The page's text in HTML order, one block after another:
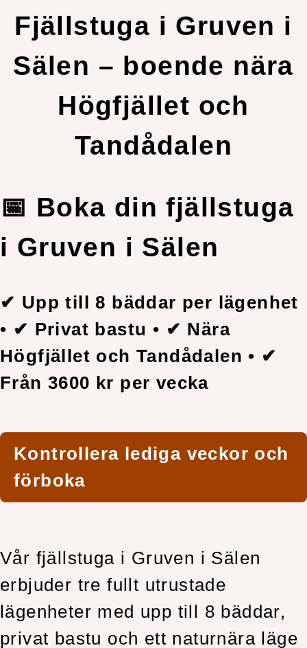
Fjällstuga i Gruven i
Sälen – boende nära
Högfjället och
Tandådalen
📅 Boka din fjällstuga
i Gruven i Sälen
✔ Upp till 8 bäddar per lägenhet
• ✔ Privat bastu • ✔ Nära
Högfjället och Tandådalen • ✔
Från 3600 kr per vecka
Kontrollera lediga veckor och
förboka
Vår fjällstuga i Gruven i Sälen
erbjuder tre fullt utrustade
lägenheter med upp till 8 bäddar,
privat bastu och ett naturnära läge